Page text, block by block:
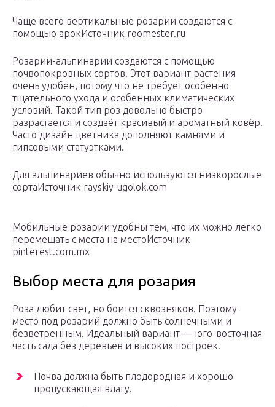
Чаще всего вертикальные розарии создаются с
помощью арокИсточник roomester.ru
Розарии-альпинарии создаются с помощью
почвопокровных сортов. Этот вариант растения
очень удобен, потому что не требует особенно
тщательного ухода и особенных климатических
условий. Такой тип роз довольно быстро
разрастается и создаёт красивый и ароматный ковёр.
Часто дизайн цветника дополняют камнями и
гипсовыми статуэтками.
Для альпинариев обычно используются низкорослые
сортаИсточник rayskiy-ugolok.com
Мобильные розарии удобны тем, что их можно легко
перемещать с места на местоИсточник
pinterest.com.mx
Выбор места для розария
Роза любит свет, но боится сквозняков. Поэтому
место под розарий должно быть солнечными и
безветренным. Идеальный вариант ― юго-восточная
часть сада без деревьев и высоких построек.
Почва должна быть плодородная и хорошо
пропускающая влагу.